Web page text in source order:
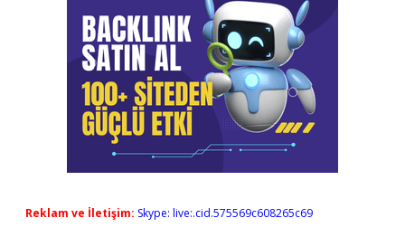
Reklam ve İletişim: Skype: live:.cid.575569c608265c69